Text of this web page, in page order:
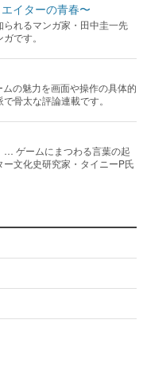
イターの青春〜
られるマンガ家・田中圭一先
です。
の魅力を画面や操作の具体的
骨太な評論連載です。
… ゲームにまつわる言葉の起
文化史研究家・タイニーP氏